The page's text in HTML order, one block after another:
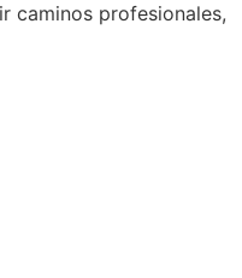
caminos profesionales,